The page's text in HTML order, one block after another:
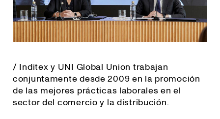
/ Inditex y UNI Global Union trabajan
conjuntamente desde 2009 en la promoción
de las mejores prácticas laborales en el
sector del comercio y la distribución.